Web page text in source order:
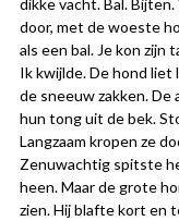
door, met de woeste
als een bal. Je kon zijn
Ik kwijlde. De hond liet
de sneeuw zakken. De
hun tong uit de bek.
Langzaam kropen ze
Zenuwachtig spitste
heen. Maar de grote
zien. Hij blafte kort en